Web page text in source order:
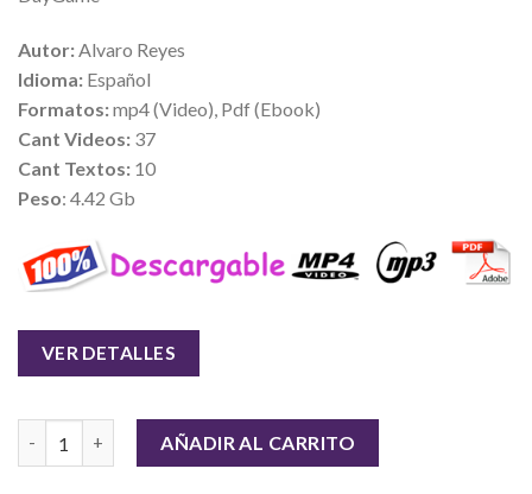
Autor:Alvaro Reyes
Idioma: Español
Formatos:mp4 (Video), Pdf (Ebook)
Cant Videos: 37
Cant Textos: 10
Peso: 4.42 Gb
VER DETALLES
AÑADIR AL CARRITO